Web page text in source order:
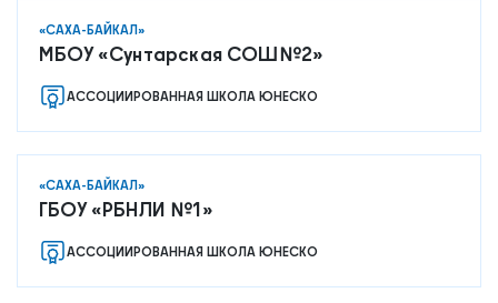
«САХА-БАЙКАЛ»
МБОУ «Сунтарская СОШ№2»
АССОЦИИРОВАННАЯ ШКОЛА ЮНЕСКО
«САХА-БАЙКАЛ»
ГБОУ «РБНЛИ №1»
АССОЦИИРОВАННАЯ ШКОЛА ЮНЕСКО